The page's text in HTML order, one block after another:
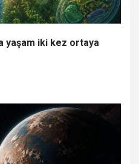
yaşam iki kez ortaya